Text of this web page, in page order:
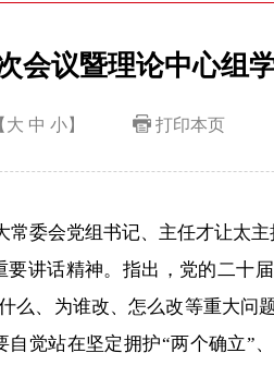
会议暨理论中心组
大 中 小】 打印本页
委会党组书记、主任才让太主
讲话精神。指出，党的二十
么、为谁改、怎么改等重大问
觉站在坚定拥护“两个确立”